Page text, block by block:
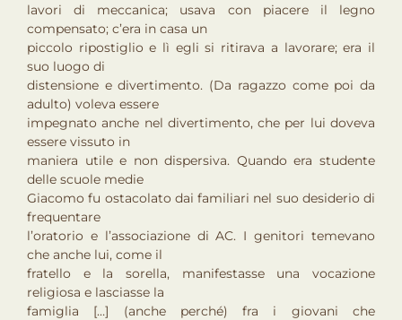
lavori di meccanica; usava con piacere il legno
compensato; c’era in casa un
piccolo ripostiglio e lì egli si ritirava a lavorare; era il
suo luogo di
distensione e divertimento. (Da ragazzo come poi da
adulto) voleva essere
impegnato anche nel divertimento, che per lui doveva
essere vissuto in
maniera utile e non dispersiva. Quando era studente
delle scuole medie
Giacomo fu ostacolato dai familiari nel suo desiderio di
frequentare
l’oratorio e l’associazione di AC. I genitori temevano
che anche lui, come il
fratello e la sorella, manifestasse una vocazione
religiosa e lasciasse la
famiglia […] (anche perché) fra i giovani che